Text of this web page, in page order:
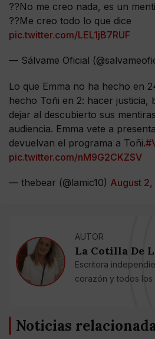
??No me creo nada, es un
??Me creo todo lo que dice
pic.twitter.com/LEL1jB7RUF
— Sálvame Oficial
Lo que Emma no ha hecho en
hecho Toñi en 2: hacer justicia,
dejar al descubierto sus
audiencia. Emma vete a
devuelvan el programa a Toñi.
pic.twitter.com/nM9G2CKZSV
— thebear (@lamic10) August
AUTOR
La Cotilla De
Escritora
corazón y todos los
Noticias